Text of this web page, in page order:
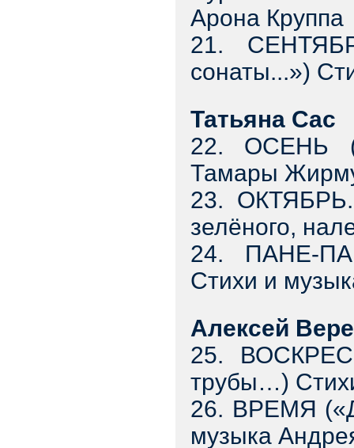
Арона Круппа
21.
сонаты...»)
Татьяна Сас
22. ОСЕНЬ
Тамары
23.
зелёного,
24. ПАНЕ-
Стихи и
Алексей
25.
трубы…)
26. ВРЕМЯ
музыка